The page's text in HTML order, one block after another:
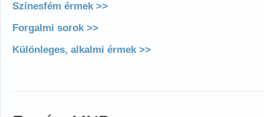
Színesfém érmek >>
Forgalmi sorok >>
Különleges, alkalmi érmek >>